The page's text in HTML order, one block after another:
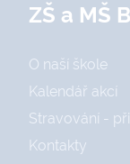
ZŠ a MŠ
O naší škole
Kalendář akcí
Stravování -
Kontakty